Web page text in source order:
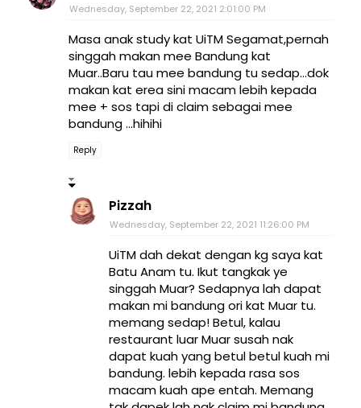
Wednesday, September 22, 2021 2:01:00 PM
Masa anak study kat UiTM Segamat,pernah
singgah makan mee Bandung kat
Muar..Baru tau mee bandung tu sedap...dok
makan kat erea sini macam lebih kepada
mee + sos tapi di claim sebagai mee
bandung ...hihihi
Reply
Pizzah
Wednesday, September 22, 2021 11:26:00 PM
UiTM dah dekat dengan kg saya kat
Batu Anam tu. Ikut tangkak ye
singgah Muar? Sedapnya lah dapat
makan mi bandung ori kat Muar tu.
memang sedap! Betul, kalau
restaurant luar Muar susah nak
dapat kuah yang betul betul kuah mi
bandung. lebih kepada rasa sos
macam kuah ape entah. Memang